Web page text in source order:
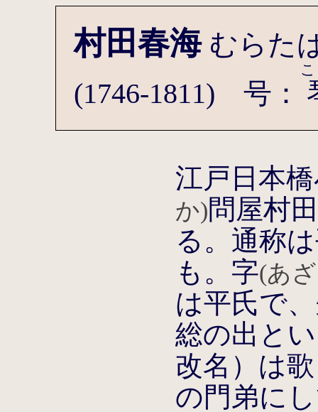
村田春海 むらた
(1746-1811) 号：
江戸日本
か)問屋村
る。通称
も。字(あ
は平氏で
総の出と
改名）は
の門弟に